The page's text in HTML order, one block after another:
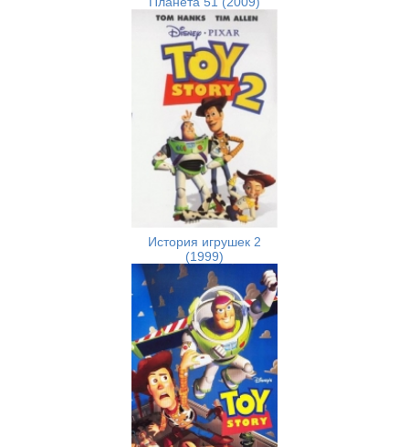
История игрушек 2
(1999)